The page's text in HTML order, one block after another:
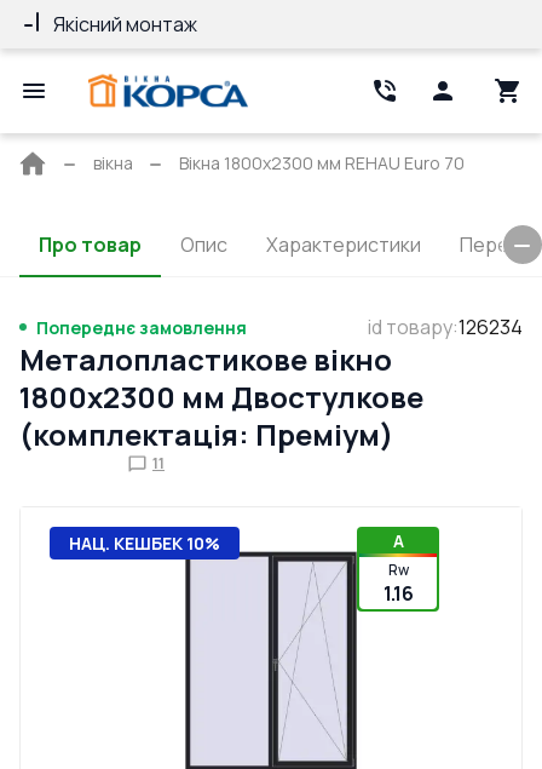
Якісний монтаж
Головна
вікна Вікна 1800x2300 мм REHAU Euro 70
Про товар Опис Характеристики
Попереднє замовлення id товару:126234
Металопластикове вікно
1800x2300 мм Двостулкове
(комплектація: Преміум)
11
НАЦ. КЕШБЕК 10% A
Rw
1.16